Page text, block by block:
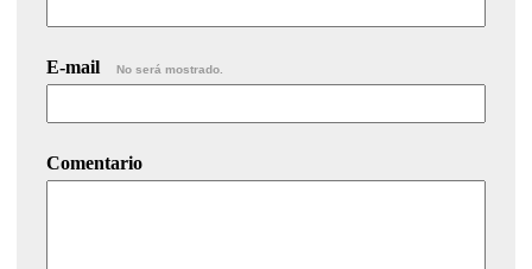
E-mail No será mostrado.
Comentario